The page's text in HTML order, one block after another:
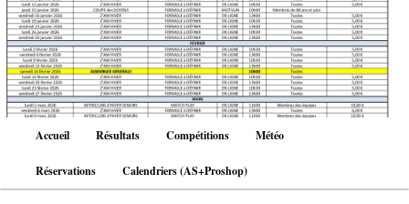
Aller
au
contenu
principal
Accueil Résultats Compétitions Météo
Réservations Calendriers (AS+Proshop)